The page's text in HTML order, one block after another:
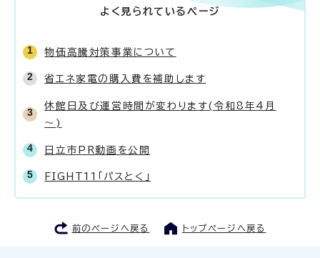
よく見られているページ
物価高騰対策事業について
省エネ家電の購入費を補助します
休館日及び運営時間が変わります(令和8年4月
～)
日立市PR動画を公開
FIGHT11「パスとく」
前のページへ戻る トップページへ戻る